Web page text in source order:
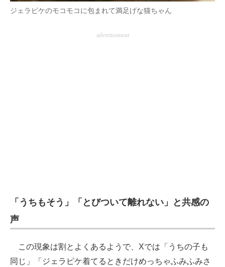
ジェラピケのモコモコに包まれて満足げな猫ちゃん
advertisement
「うちもそう」「とびついて離れない」と共感の
声
この現象は割とよくあるようで、Xでは「うちの子も
同じ」「ジェラピケ着てるときだけめっちゃふみふみさ